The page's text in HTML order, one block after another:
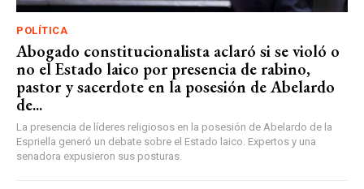
POLÍTICA
Abogado constitucionalista aclaró si se violó o
no el Estado laico por presencia de rabino,
pastor y sacerdote en la posesión de Abelardo
de...
La presencia de líderes religiosos en la posesión de Abelardo de la
Espriella generó un debate sobre el Estado laico. Expertos y una
senadora expusieron sus posturas.